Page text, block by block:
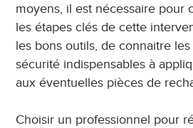
moyens, il est nécessaire pour
les étapes clés de cette
les bons outils, de connaitre
sécurité indispensables à
aux éventuelles pièces de
Choisir un professionnel pour